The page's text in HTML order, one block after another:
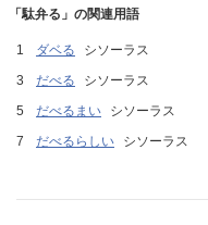
「駄弁る」の関連用語
ダベる シソーラス
だべる
シソーラス
だべるまい
シソーラス
だべるらしい
シソーラス